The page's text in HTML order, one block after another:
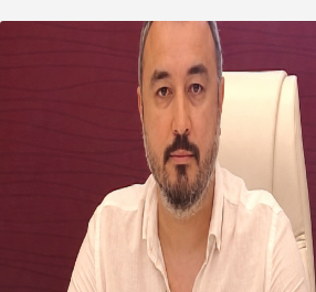
Oğuzbeyi’nden Balıkesirspor
yönetimine cevap : Herkes kendine